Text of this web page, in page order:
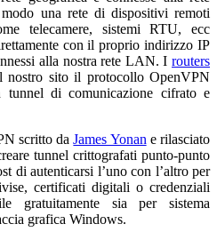
una rete di dispositivi remoti
telecamere, sistemi RTU, ecc
con il proprio indirizzo IP
alla nostra rete LAN. I routers
sito il protocollo OpenVPN
tunnel di comunicazione cifrato e
scritto daJames Yonan e rilasciato
tunnel crittografati punto-punto
di autenticarsi l’uno con l’altro per
certificati digitali o credenziali
gratuitamente sia per sistema
grafica Windows.